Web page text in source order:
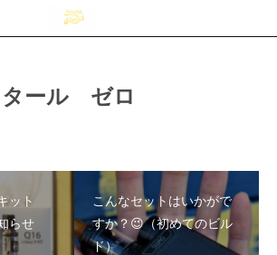
タール ゼロ
ット
らせ
こんなセットはいかがで
すか？😉（初めてのビル
ド）